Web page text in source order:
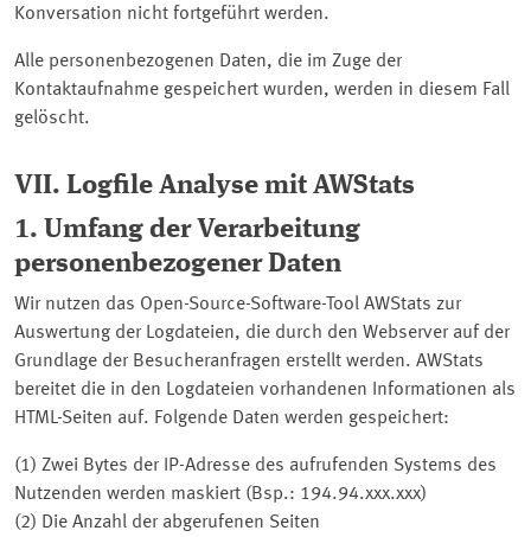
Konversation nicht fortgeführt werden.
Alle personenbezogenen Daten, die im Zuge der
Kontaktaufnahme gespeichert wurden, werden in diesem Fall
gelöscht.
VII. Logfile Analyse mit AWStats
1. Umfang der Verarbeitung
personenbezogener Daten
Wir nutzen das Open-Source-Software-Tool AWStats zur
Auswertung der Logdateien, die durch den Webserver auf der
Grundlage der Besucheranfragen erstellt werden. AWStats
bereitet die in den Logdateien vorhandenen Informationen als
HTML-Seiten auf. Folgende Daten werden gespeichert:
(1) Zwei Bytes der IP-Adresse des aufrufenden Systems des
Nutzenden werden maskiert (Bsp.: 194.94.xxx.xxx)
(2) Die Anzahl der abgerufenen Seiten